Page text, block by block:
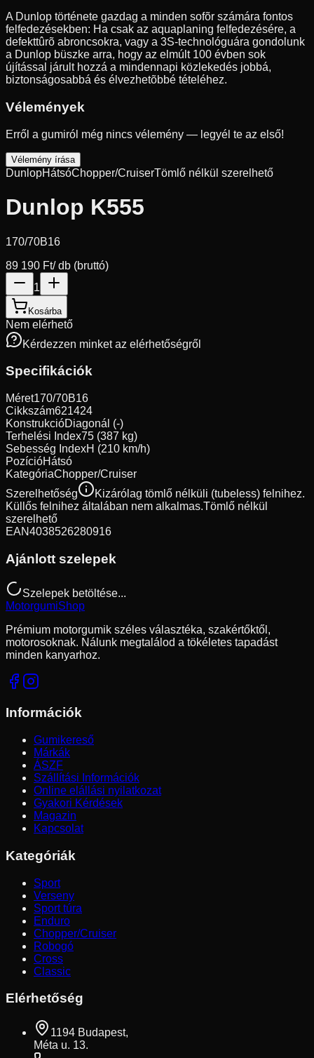
A Dunlop története gazdag a minden sofõr számára fontos
felfedezésekben: Ha csak az aquaplaning felfedezésére, a
defekttûrõ abroncsokra, vagy a 3S-technológuára gondolunk
a Dunlop büszke arra, hogy az elmúlt 100 évben sok
újítással járult hozzá a mindennapi közlekedés jobbá,
biztonságosabbá és élvezhetõbbé tételéhez.
Vélemények
Erről a gumiról még nincs vélemény — legyél te az első!
Vélemény írása
DunlopHátsóChopper/CruiserTömlő nélkül szerelhető
Dunlop K555
170/70B16
89 190 Ft/ db (bruttó)
1
Kosárba
Nem elérhető
Kérdezzen minket az elérhetőségről
Specifikációk
Méret170/70B16
Cikkszám621424
KonstrukcióDiagonál (-)
Terhelési Index75 (387 kg)
Sebesség IndexH (210 km/h)
PozícióHátsó
KategóriaChopper/Cruiser
Szerelhetőség
Kizárólag tömlő nélküli (tubeless) felnihez.
Küllős felnihez általában nem alkalmas.Tömlő nélkül
szerelhető
EAN4038526280916
Ajánlott szelepek
Szelepek betöltése...
MotorgumiShop
Prémium motorgumik széles választéka, szakértőktől,
motorosoknak. Nálunk megtalálod a tökéletes tapadást
minden kanyarhoz.
Információk
Gumikereső
Márkák
ÁSZF
Szállítási Információk
Online elállási nyilatkozat
Gyakori Kérdések
Magazin
Kapcsolat
Kategóriák
Sport
Verseny
Sport túra
Enduro
Chopper/Cruiser
Robogó
Cross
Classic
Elérhetőség
1194 Budapest,
Méta u. 13.